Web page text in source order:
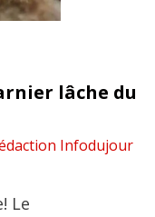
lâche du
Infodujour
Le